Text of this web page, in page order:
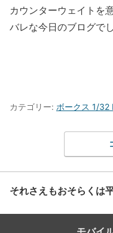
カウンターウェイトを
バレな今日のブログでし
カテゴリー: ボークス 1/32
それさえもおそらくは